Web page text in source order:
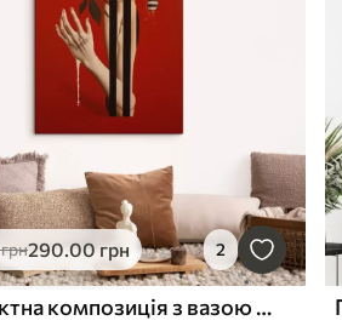
грн290.00грн 2
Абстрактна композиція з вазою та квітами